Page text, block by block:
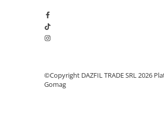
©Copyright DAZFIL TRADE SRL 2026
Gomag